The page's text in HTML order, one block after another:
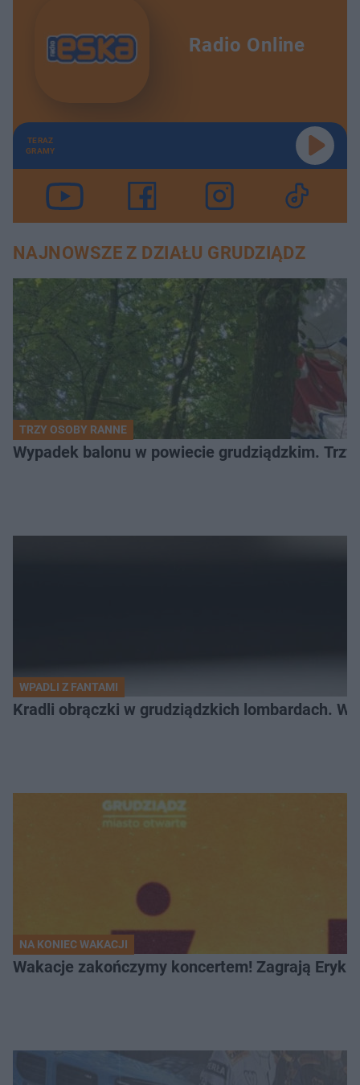
Radio Online
TERAZ
GRAMY
NAJNOWSZE Z DZIAŁU GRUDZIĄDZ
TRZY OSOBY RANNE
Wypadek balonu w powiecie grudziądzkim.
WPADLI Z FANTAMI
Kradli obrączki w grudziądzkich lombardach.
NA KONIEC WAKACJI
Wakacje zakończymy koncertem! Zagrają Eryk